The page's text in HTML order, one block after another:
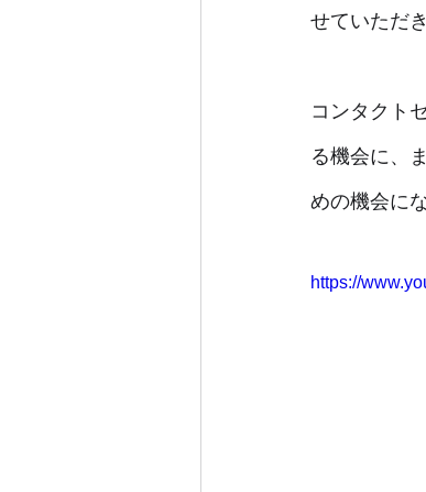
せていただ
コンタクト
る機会に、
めの機会に
https://